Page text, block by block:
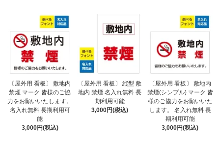
〔屋外用 看板〕 敷地内
禁煙 マーク 皆様のご協
力をお願いいたします。
名入れ無料 長期利用可
能
3,000円(税込)
〔屋外用 看板〕 縦型 敷
地内 禁煙 名入れ無料 長
期利用可能
3,000円(税込)
〔屋外用 看板〕 敷地内
禁煙(シンプル) マーク 皆
様のご協力をお願いいた
します。 名入れ無料 長
期利用可能
3,000円(税込)